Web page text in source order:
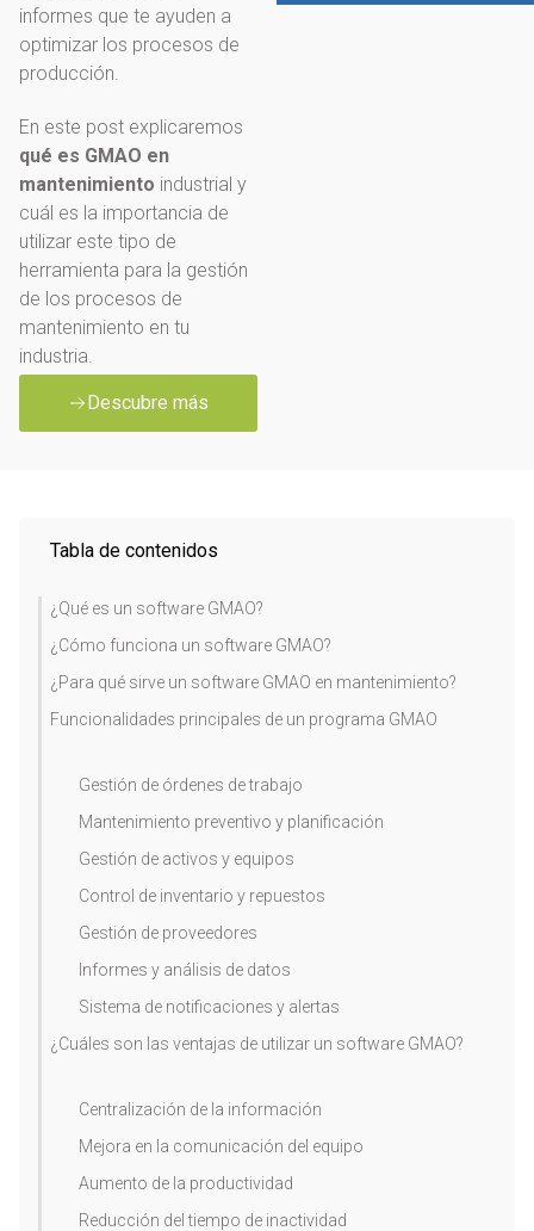
informes que te ayuden a
optimizar los procesos de
producción.
En este post explicaremos
qué es GMAO en
mantenimiento industrial y
cuál es la importancia de
utilizar este tipo de
herramienta para la gestión
de los procesos de
mantenimiento en tu
industria.
Descubre más
Tabla de contenidos
¿Qué es un software GMAO?
¿Cómo funciona un software GMAO?
¿Para qué sirve un software GMAO en mantenimiento?
Funcionalidades principales de un programa GMAO
Gestión de órdenes de trabajo
Mantenimiento preventivo y planificación
Gestión de activos y equipos
Control de inventario y repuestos
Gestión de proveedores
Informes y análisis de datos
Sistema de notificaciones y alertas
¿Cuáles son las ventajas de utilizar un software GMAO?
Centralización de la información
Mejora en la comunicación del equipo
Aumento de la productividad
Reducción del tiempo de inactividad